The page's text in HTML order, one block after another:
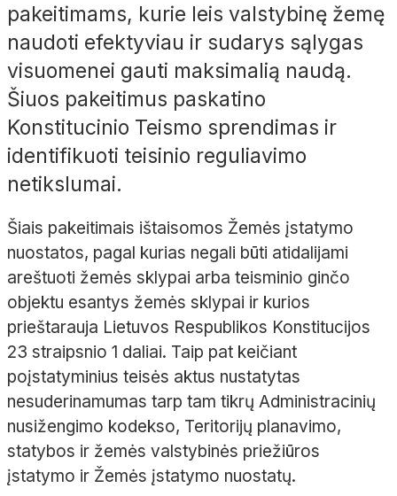
pakeitimams, kurie leis valstybinę žemę
naudoti efektyviau ir sudarys sąlygas
visuomenei gauti maksimalią naudą.
Šiuos pakeitimus paskatino
Konstitucinio Teismo sprendimas ir
identifikuoti teisinio reguliavimo
netikslumai.
Šiais pakeitimais ištaisomos Žemės įstatymo
nuostatos, pagal kurias negali būti atidalijami
areštuoti žemės sklypai arba teisminio ginčo
objektu esantys žemės sklypai ir kurios
prieštarauja Lietuvos Respublikos Konstitucijos
23 straipsnio 1 daliai. Taip pat keičiant
poįstatyminius teisės aktus nustatytas
nesuderinamumas tarp tam tikrų Administracinių
nusižengimo kodekso, Teritorijų planavimo,
statybos ir žemės valstybinės priežiūros
įstatymo ir Žemės įstatymo nuostatų.